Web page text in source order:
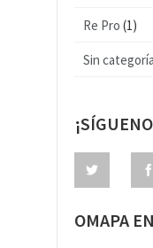
Re Pro (1)
Sin categoría
OMAPA